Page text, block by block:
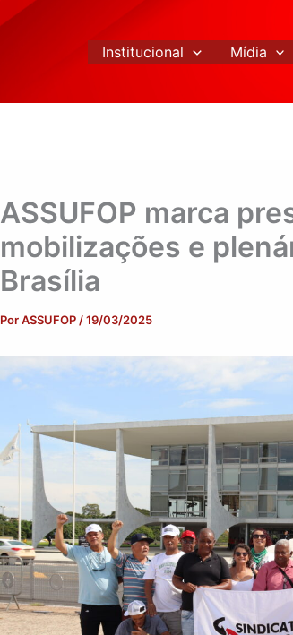
Institucional Mídia
ASSUFOP marca
mobilizações e
Brasília
PorASSUFOP /19/03/2025